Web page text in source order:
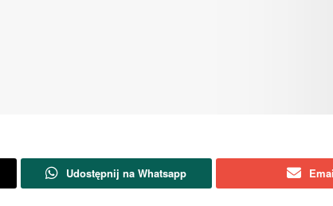
Udostępnij na Whatsapp